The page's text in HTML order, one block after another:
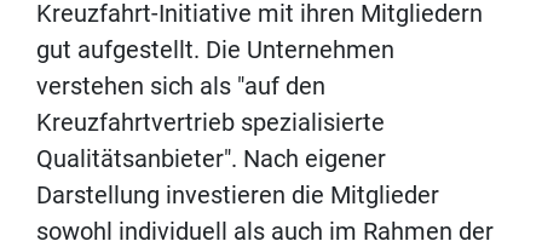
Kreuzfahrt-Initiative mit ihren Mitgliedern
gut aufgestellt. Die Unternehmen
verstehen sich als "auf den
Kreuzfahrtvertrieb spezialisierte
Qualitätsanbieter". Nach eigener
Darstellung investieren die Mitglieder
sowohl individuell als auch im Rahmen der